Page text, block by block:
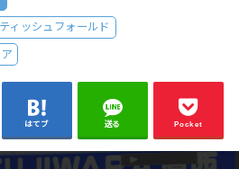
ィッシュフォールド
はてブ 送る Pocket